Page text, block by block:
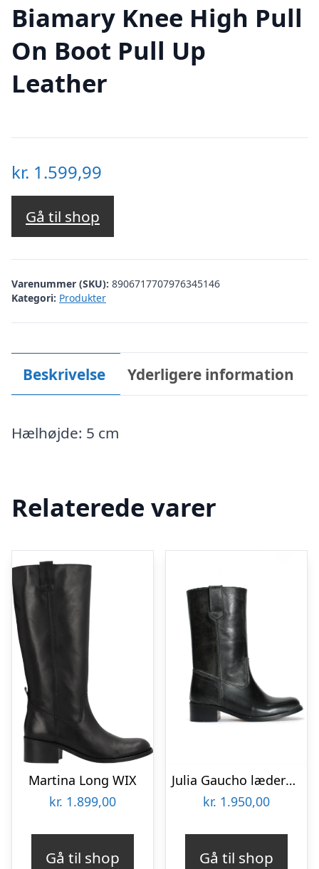
Biamary Knee High Pull
On Boot Pull Up
Leather
kr. 1.599,99
Gå til shop
Varenummer (SKU): 8906717707976345146
Kategori: Produkter
Beskrivelse Yderligere information
Hælhøjde: 5 cm
Relaterede varer
Martina Long WIX
kr. 1.899,00
Gå til shop
Julia Gaucho læderstøvler – Black
kr. 1.950,00
Gå til shop